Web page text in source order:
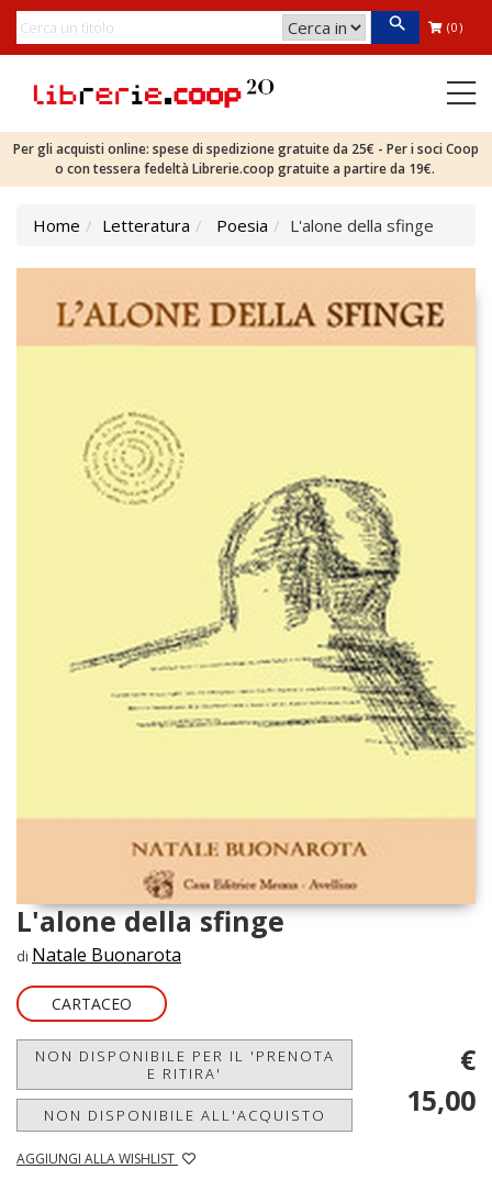
(0)
Per gli acquisti online: spese di spedizione gratuite da 25€ - Per i soci Coop
o con tessera fedeltà Librerie.coop gratuite a partire da 19€.
Home Letteratura Poesia L'alone della sfinge
L'alone della sfinge
di Natale Buonarota
CARTACEO
NON DISPONIBILE PER IL 'PRENOTA
E RITIRA'
NON DISPONIBILE ALL'ACQUISTO
AGGIUNGI ALLA WISHLIST
€
15,00